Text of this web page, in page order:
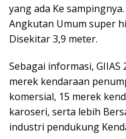
yang ada Ke
Angkutan Umum super
Disekitar 3,9 meter.
Sebagai informasi,
merek kendaraan
komersial, 15 merek
karoseri, serta lebih
industri pendukung